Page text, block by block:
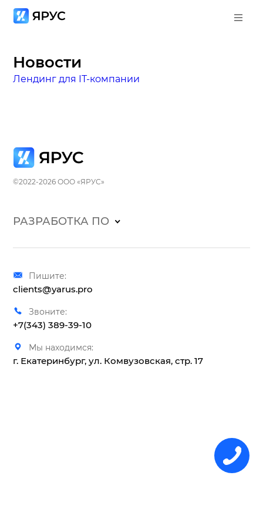
Новости
Лендинг для IT-компании
©2022-2026 ООО «ЯРУС»
РАЗРАБОТКА ПО
Мы находимся:
г. Екатеринбург, ул. Комвузовская, стр. 17
Пишите:
clients@yarus.pro
Звоните:
+7(343) 389-39-10